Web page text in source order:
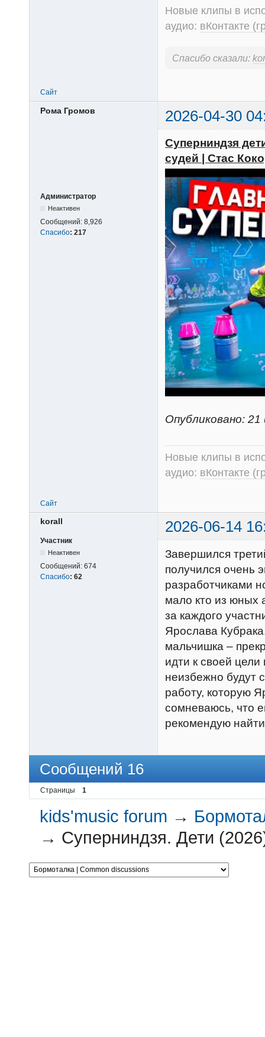
Новые клипы в
аудио: вКонтакте
Спасибо сказали:
Сайт
Рома Громов 2026-04-30
Администратор
Неактивен
Сообщений: 8,926
Спасибо: 217
Суперниндзя
судей | Стас
Опубликовано: 21
Новые клипы в
аудио: вКонтакте
Сайт
korall 2026-06-14
Участник
Неактивен
Сообщений: 674
Спасибо: 62
Завершился
получился очень
разработчиками
мало кто из юных
за каждого
Ярослава
мальчишка –
идти к своей
неизбежно будут
работу, которую
сомневаюсь, что
рекомендую
Сообщений 16
Страницы 1
kids'music forum →
→ Суперниндзя. Дети